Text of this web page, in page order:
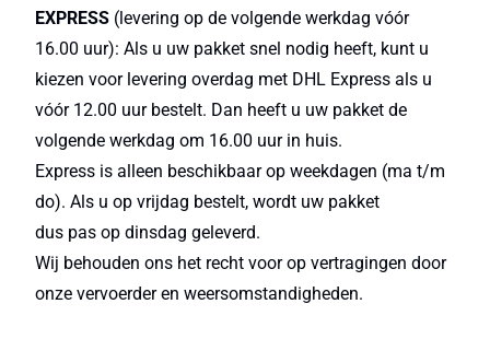
EXPRESS (levering op de volgende werkdag vóór
16.00 uur): Als u uw pakket snel nodig heeft, kunt u
kiezen voor levering overdag met DHL Express als u
vóór 12.00 uur bestelt. Dan heeft u uw pakket de
volgende werkdag om 16.00 uur in huis.
Express is alleen beschikbaar op weekdagen (ma t/m
do). Als u op vrijdag bestelt, wordt uw pakket
dus pas op dinsdag geleverd.
Wij behouden ons het recht voor op vertragingen door
onze vervoerder en weersomstandigheden.